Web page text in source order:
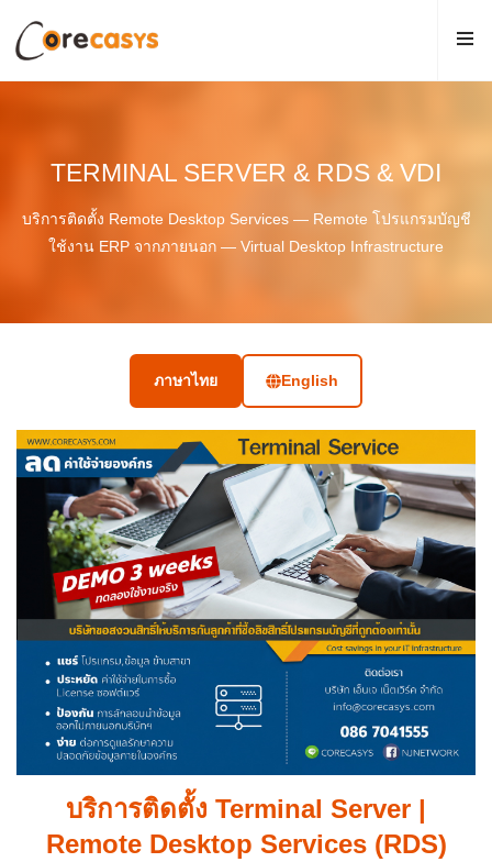
TERMINAL SERVER & RDS & VDI
บริการติดตั้ง Remote Desktop Services — Remote โปรแกรมบัญชี
ใช้งาน ERP จากภายนอก — Virtual Desktop Infrastructure
ภาษาไทย English
บริการติดตั้ง Terminal Server |
Remote Desktop Services (RDS)